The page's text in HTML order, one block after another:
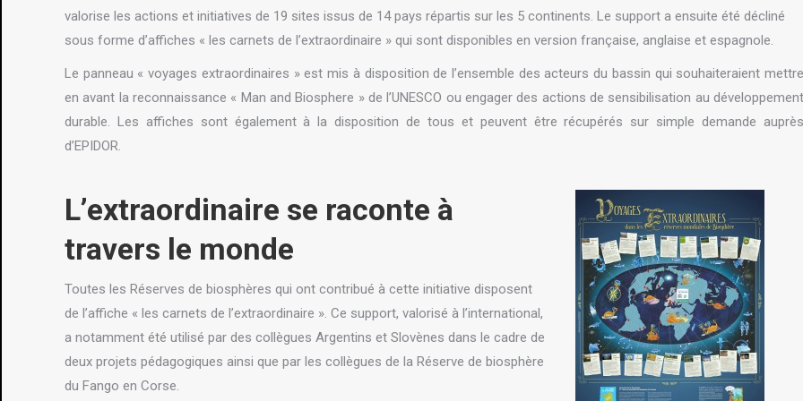
valorise les actions et initiatives de 19 sites issus de 14 pays répartis sur les 5 continents. Le support a ensuite été décliné
sous forme d’affiches « les carnets de l’extraordinaire » qui sont disponibles en version française, anglaise et espagnole.
Le panneau « voyages extraordinaires » est mis à disposition de l’ensemble des acteurs du bassin qui souhaiteraient mettre
en avant la reconnaissance « Man and Biosphere » de l’UNESCO ou engager des actions de sensibilisation au développement
durable. Les affiches sont également à la disposition de tous et peuvent être récupérés sur simple demande auprès
d’EPIDOR.
L’extraordinaire se raconte à
travers le monde
Toutes les Réserves de biosphères qui ont contribué à cette initiative disposent
de l’affiche « les carnets de l’extraordinaire ». Ce support, valorisé à l’international,
a notamment été utilisé par des collègues Argentins et Slovènes dans le cadre de
deux projets pédagogiques ainsi que par les collègues de la Réserve de biosphère
du Fango en Corse.